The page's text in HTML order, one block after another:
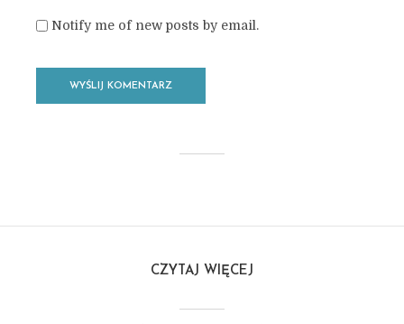
Notify me of new posts by email.
CZYTAJ WIĘCEJ